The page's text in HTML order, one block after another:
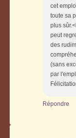
cet
toute sa
plus
peut
des
(sans
par
Répondre